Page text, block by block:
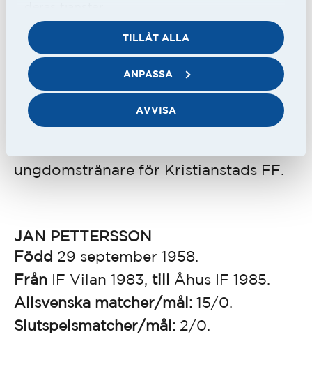
TILLÅT ALLA
ANPASSA
AVVISA
bänken de två första matcherna innan
han helt försvann.
På sommaren skrev han på för Åhus IF
och flyttade hem till Kristianstad.
ungdomstränare för Kristianstads FF.
JAN PETTERSSON
Född 29 september 1958.
Från IF Vilan 1983, till Åhus IF 1985.
Allsvenska matcher/mål: 15/0.
Slutspelsmatcher/mål: 2/0.